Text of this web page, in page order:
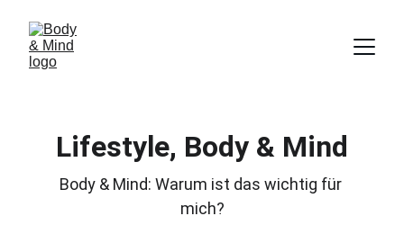
Lifestyle, Body & Mind
Body & Mind: Warum ist das wichtig für
mich?